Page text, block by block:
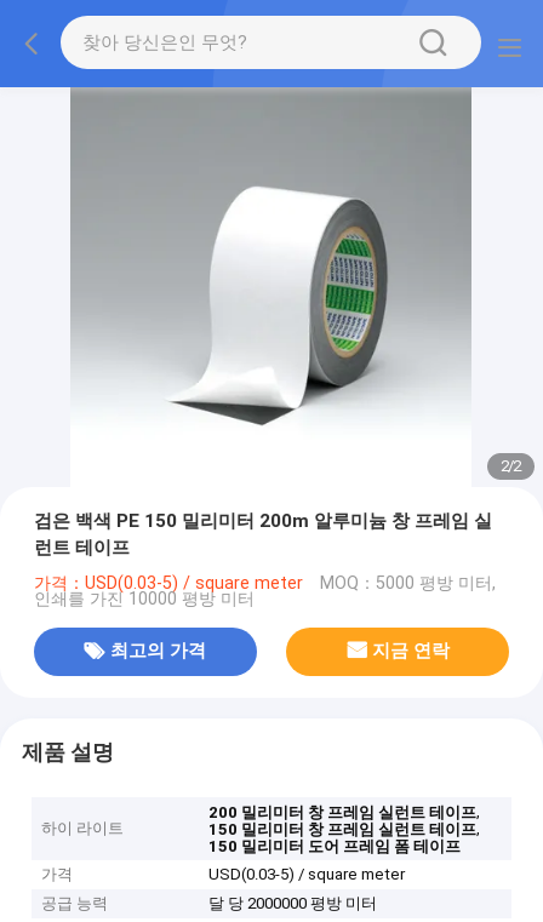
2/2
검은 백색 PE 150 밀리미터 200m 알루미늄 창 프레임 실
런트 테이프
가격：USD(0.03-5) / square meter MOQ：5000 평방 미터,
인쇄를 가진 10000 평방 미터
최고의 가격 지금 연락
제품 설명
하이 라이트
200 밀리미터 창 프레임 실런트 테이프,
150 밀리미터 창 프레임 실런트 테이프,
150 밀리미터 도어 프레임 폼 테이프
가격
USD(0.03-5) / square meter
공급 능력
달 당 2000000 평방 미터